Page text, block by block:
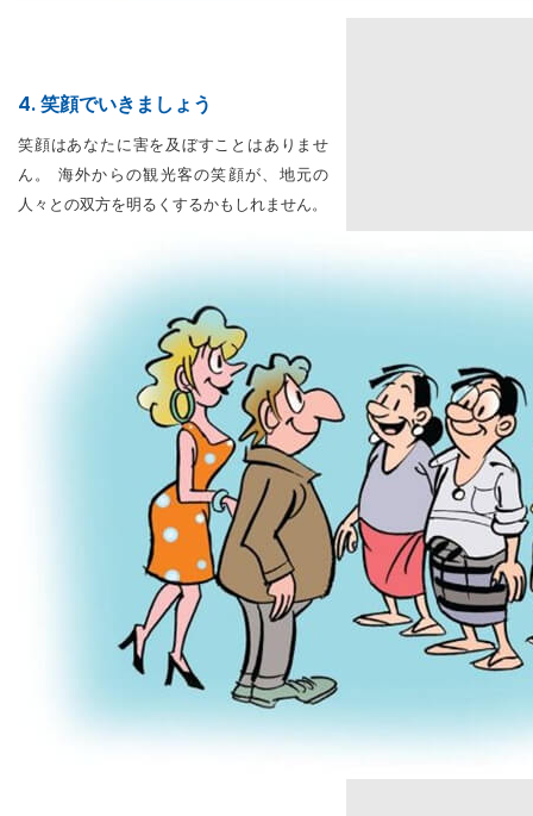
4. 笑顔でいきましょう
笑顔はあなたに害を及ぼすことはありませ
ん。 海外からの観光客の笑顔が、地元の
人々との双方を明るくするかもしれません。